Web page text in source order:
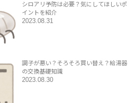
シロアリ予防は必要？気にしてほしいポ
イントを紹介
2023.08.31
調子が悪い？そろそろ買い替え？給湯器
の交換基礎知識
2023.08.30